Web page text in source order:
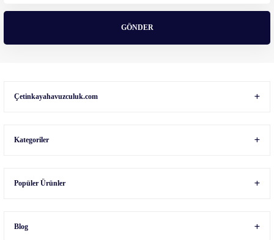
GÖNDER
Çetinkayahavuzculuk.com
Kategoriler
Popüler Ürünler
Blog